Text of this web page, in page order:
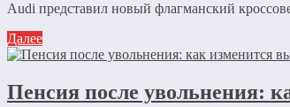
Audi представил новый флагманский
Далее
Пенсия после увольнения: